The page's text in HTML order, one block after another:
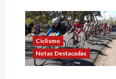
Ciclismo
Notas Destacadas